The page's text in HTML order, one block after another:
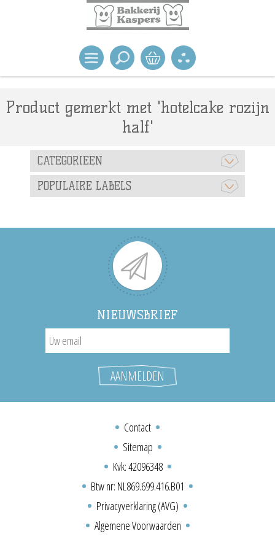
Product gemerkt met 'hotelcake rozijn
half'
CATEGORIEEN
POPULAIRE LABELS
NIEUWSBRIEF
Contact
Sitemap
Kvk: 42096348
Btw nr: NL869.699.416.B01
Privacyverklaring (AVG)
Algemene Voorwaarden